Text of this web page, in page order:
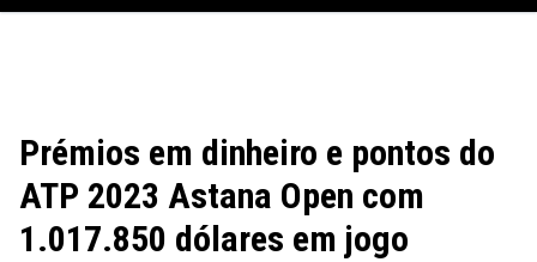
Prémios em dinheiro e pontos do
ATP 2023 Astana Open com
1.017.850 dólares em jogo